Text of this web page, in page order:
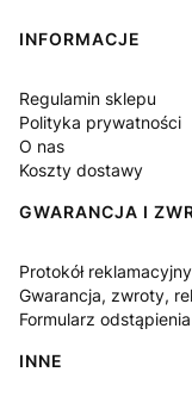
Linki w stopce
INFORMACJE
Regulamin sklepu
Polityka prywatności
O nas
Koszty dostawy
GWARANCJA I
Protokół reklamacyjny
Gwarancja, zwroty,
Formularz
INNE